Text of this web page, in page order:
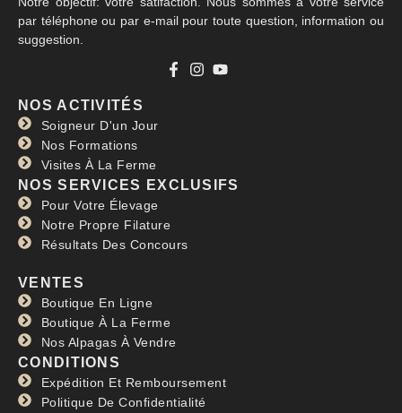
par téléphone ou par e-mail pour toute question, information ou
suggestion.
NOS ACTIVITÉS
Soigneur D'un Jour
Nos Formations
Visites À La Ferme
NOS SERVICES EXCLUSIFS
Pour Votre Élevage
Notre Propre Filature
Résultats Des Concours
VENTES
Boutique En Ligne
Boutique À La Ferme
Nos Alpagas À Vendre
CONDITIONS
Expédition Et Remboursement
Politique De Confidentialité